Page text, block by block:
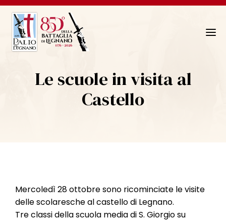
N
Le scuole in visita al
Castello
Mercoledì 28 ottobre sono ricominciate le visite
delle scolaresche al castello di Legnano.
Tre classi della scuola media di S. Giorgio su